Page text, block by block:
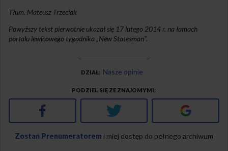
Tłum. Mateusz Trzeciak
Powyższy tekst pierwotnie ukazał się 17 lutego 2014 r. na łamach
portalu lewicowego tygodnika „New Statesman”.
DZIAŁ Nasze opinie
PODZIEL SIĘ ZE ZNAJOMYMI
Facebook Twitter Google+
Zostań Prenumeratorem i miej dostęp do pełnego archiwum